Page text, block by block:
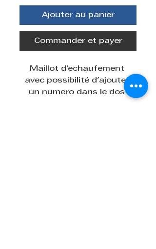
Ajouter au panier
Commander et payer
Maillot d'echaufement
avec possibilité d'ajouter
un numero dans le dos